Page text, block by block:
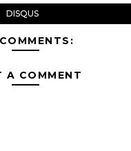
DISQUS
A COMMENT